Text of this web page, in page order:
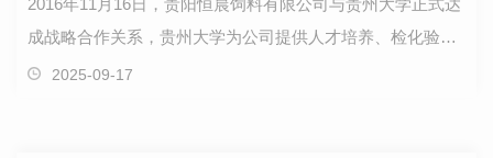
2016年11月16日，贵阳恒晨饲料有限公司与贵州大学正式达
成战略合作关系，贵州大学为公司提供人才培养、检化验平
台和技术支撑，贵阳恒晨饲料有限公司与国康生态农牧…
2025-09-17